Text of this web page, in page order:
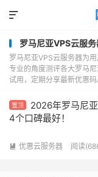

罗马尼亚VPS云服务
罗马尼亚VPS云服务器为
专业的角度测评各大罗马
试用，定期分享最新优惠码
置顶
2026年罗马尼
4个口碑最好！
 优惠云服务器 阅读